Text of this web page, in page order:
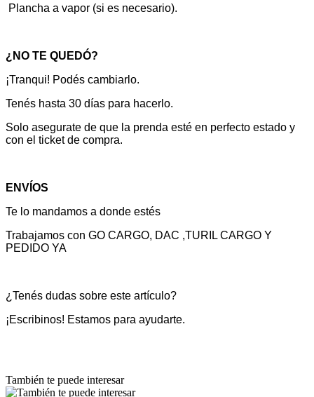
Plancha a vapor (si es necesario).
¿NO TE QUEDÓ?
¡Tranqui! Podés cambiarlo.
Tenés hasta 30 días para hacerlo.
Solo asegurate de que la prenda esté en perfecto estado y
con el ticket de compra.
ENVÍOS
Te lo mandamos a donde estés
Trabajamos con GO CARGO, DAC ,TURIL CARGO Y
PEDIDO YA
¿Tenés dudas sobre este artículo?
¡Escribinos! Estamos para ayudarte.
También te puede interesar